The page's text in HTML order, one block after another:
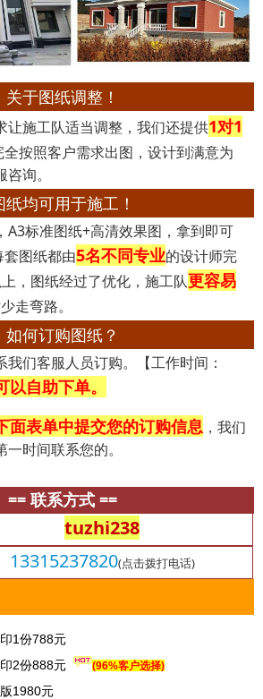
关于图纸调整！
让施工队适当调整，我们还提供1对1
全按照客户需求出图，设计到满意为
询。
纸均可用于施工！
A3标准图纸+高清效果图，拿到即可
套图纸都由5名不同专业的设计师完
，图纸经过了优化，施工队更容易
走弯路。
如何订购图纸？
我们客服人员订购。【工作时间：
以自助下单。
面表单中提交您的订购信息，我们
时间联系您的。
== 联系方式 ==
tuzhi238
13315237820(点击拨打电话)